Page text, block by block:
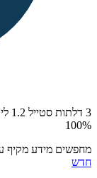
3 דלתות סטייל 1.2 ליטר ידני
100%
מחפשים מידע מקיף
חדש